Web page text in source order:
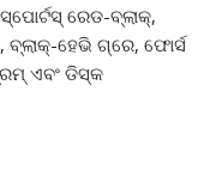
ରେଡ-ବ୍ଲାକ୍,
ବ୍ଲାକ୍-ହେଭି ଗ୍ରେ, ଫୋର୍ସ
ଏବଂ ଡିସ୍କ